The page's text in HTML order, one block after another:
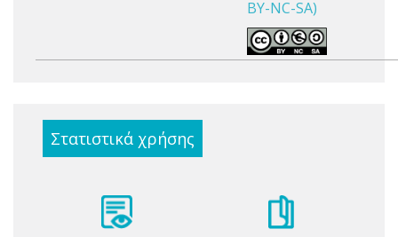
BY-NC-SA)
Στατιστικά χρήσης